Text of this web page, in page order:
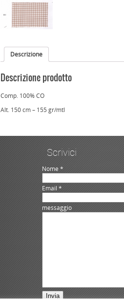
Descrizione
Descrizione prodotto
Comp. 100% CO
Alt. 150 cm – 155 gr/mtl
Scrivici
Nome *
Email *
messaggio